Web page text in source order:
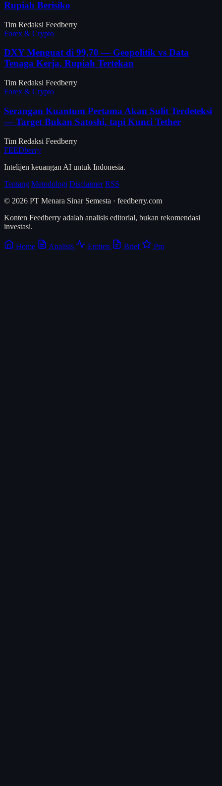
Rupiah Berisiko
Tim Redaksi Feedberry
Forex & Crypto
DXY Menguat di 99,70 — Geopolitik vs Data
Tenaga Kerja, Rupiah Tertekan
Tim Redaksi Feedberry
Forex & Crypto
Serangan Kuantum Pertama Akan Sulit Terdeteksi
— Target Bukan Satoshi, tapi Kunci Tether
Tim Redaksi Feedberry
FEEDberry
Intelijen keuangan AI untuk Indonesia.
Tentang Metodologi Disclaimer RSS
© 2026 PT Menara Sinar Semesta · feedberry.com
Konten Feedberry adalah analisis editorial, bukan rekomendasi
investasi.
Home Analisis Emiten Brief Pro